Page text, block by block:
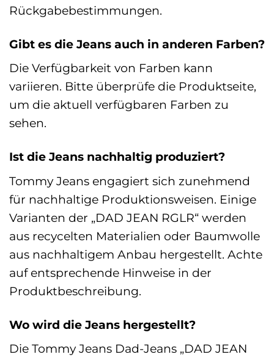
Rückgabebestimmungen.
Gibt es die Jeans auch in anderen Farben?
Die Verfügbarkeit von Farben kann
variieren. Bitte überprüfe die Produktseite,
um die aktuell verfügbaren Farben zu
sehen.
Ist die Jeans nachhaltig produziert?
Tommy Jeans engagiert sich zunehmend
für nachhaltige Produktionsweisen. Einige
Varianten der „DAD JEAN RGLR“ werden
aus recycelten Materialien oder Baumwolle
aus nachhaltigem Anbau hergestellt. Achte
auf entsprechende Hinweise in der
Produktbeschreibung.
Wo wird die Jeans hergestellt?
Die Tommy Jeans Dad-Jeans „DAD JEAN